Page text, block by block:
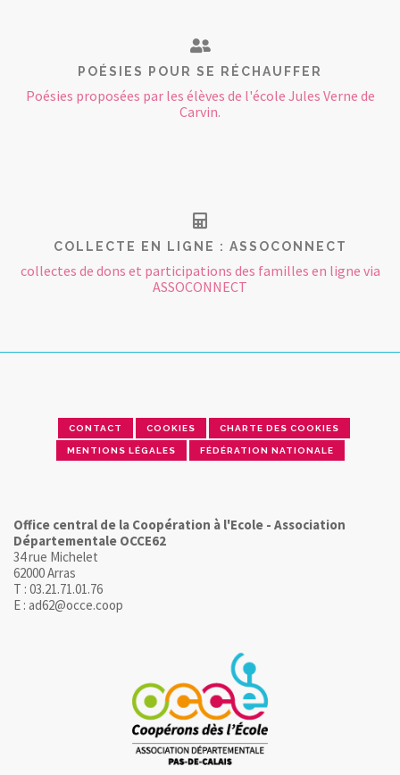
POÉSIES POUR SE RÉCHAUFFER
Poésies proposées par les élèves de l'école Jules Verne de
Carvin.
COLLECTE EN LIGNE : ASSOCONNECT
collectes de dons et participations des familles en ligne via
ASSOCONNECT
CONTACT COOKIES CHARTE DES COOKIES
MENTIONS LÉGALES FÉDÉRATION NATIONALE
Office central de la Coopération à l'Ecole - Association
Départementale OCCE62
34 rue Michelet
62000 Arras
T : 03.21.71.01.76
E : ad62@occe.coop